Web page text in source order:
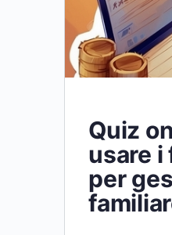
Quiz
usare i
per